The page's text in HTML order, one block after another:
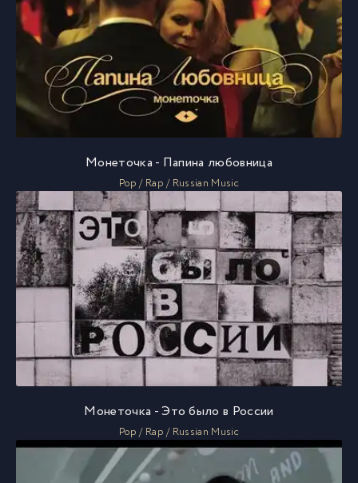
Монеточка - Папина любовница
Pop / Rap / Russian Music
Монеточка - Это было в России
Pop / Rap / Russian Music